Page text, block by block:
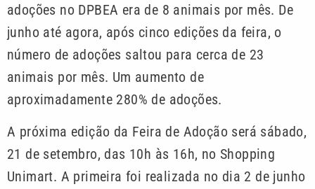
adoções no DPBEA era de 8 animais por mês. De
junho até agora, após cinco edições da feira, o
número de adoções saltou para cerca de 23
animais por mês. Um aumento de
aproximadamente 280% de adoções.
A próxima edição da Feira de Adoção será sábado,
21 de setembro, das 10h às 16h, no Shopping
Unimart. A primeira foi realizada no dia 2 de junho